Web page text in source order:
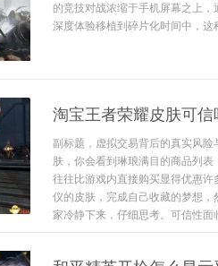
的竞技对战浓缩于手机屏幕之上
深度体验移植到碎片化时间中，
淘宝王者荣耀皮肤可
副标题，虚拟交易背后的真实风
肤，你会看到琳琅满目的商品列
往往比游戏内直接购买显得优惠
仪的皮肤，完成自己收藏的梦想
家冷静下来，仔细思考。可信性面